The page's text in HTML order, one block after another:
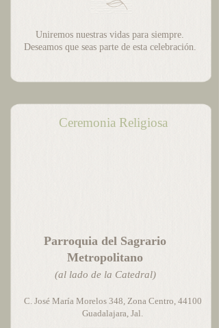
Uniremos nuestras vidas para siempre.
Deseamos que seas parte de esta celebración.
Ceremonia Religiosa
Parroquia del Sagrario
Metropolitano
(al lado de la Catedral)
C. José María Morelos 348, Zona Centro, 44100
Guadalajara, Jal.